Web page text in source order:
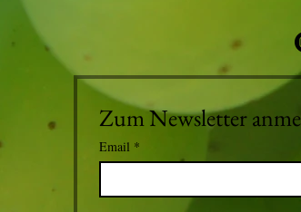
Zum Newsletter
Email *